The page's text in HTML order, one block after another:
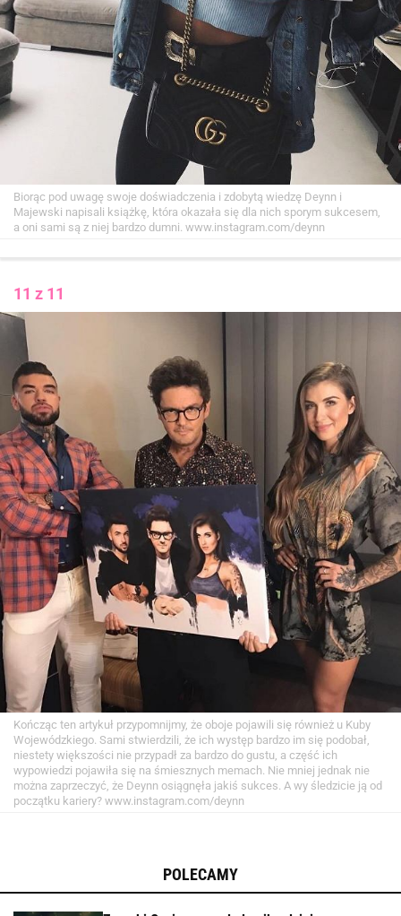
Biorąc pod uwagę swoje doświadczenia i zdobytą wiedzę Deynn i
Majewski napisali książkę, która okazała się dla nich sporym sukcesem,
a oni sami są z niej bardzo dumni. www.instagram.com/deynn
11 z 11
Kończąc ten artykuł przypomnijmy, że oboje pojawili się również u Kuby
Wojewódzkiego. Sami stwierdzili, że ich występ bardzo im się podobał,
niestety większości nie przypadł za bardzo do gustu, a część ich
wypowiedzi pojawiła się na śmiesznych memach. Nie mniej jednak nie
można zaprzeczyć, że Deynn osiągnęła jakiś sukces. A wy śledzicie ją od
początku kariery? www.instagram.com/deynn
POLECAMY